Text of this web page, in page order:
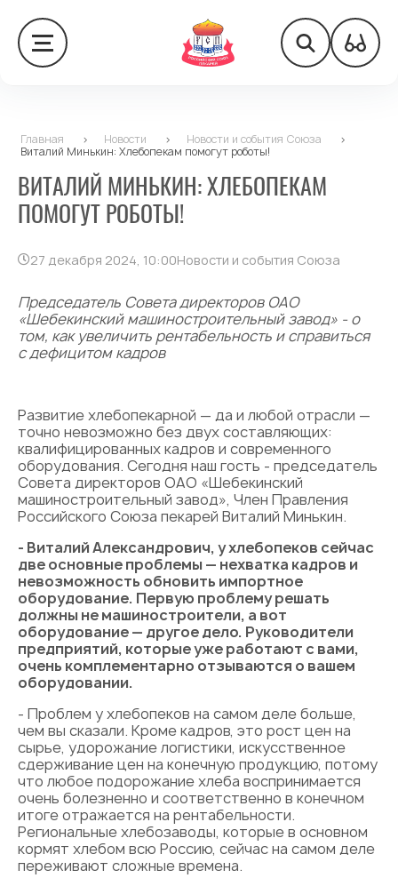
Главная > Новости > Новости и события Союза
>
Виталий Минькин: Хлебопекам помогут роботы!
ВИТАЛИЙ МИНЬКИН: ХЛЕБОПЕКАМ
ПОМОГУТ РОБОТЫ!
27 декабря 2024, 10:00Новости и события Союза
Председатель Совета директоров ОАО
«Шебекинский машиностроительный завод» - о
том, как увеличить рентабельность и справиться
с дефицитом кадров
Развитие хлебопекарной — да и любой отрасли —
точно невозможно без двух составляющих:
квалифицированных кадров и современного
оборудования. Сегодня наш гость - председатель
Совета директоров ОАО «Шебекинский
машиностроительный завод», Член Правления
Российского Союза пекарей Виталий Минькин.
- Виталий Александрович, у хлебопеков сейчас
две основные проблемы — нехватка кадров и
невозможность обновить импортное
оборудование. Первую проблему решать
должны не машиностроители, а вот
оборудование — другое дело. Руководители
предприятий, которые уже работают с вами,
очень комплементарно отзываются о вашем
оборудовании.
- Проблем у хлебопеков на самом деле больше,
чем вы сказали. Кроме кадров, это рост цен на
сырье, удорожание логистики, искусственное
сдерживание цен на конечную продукцию, потому
что любое подорожание хлеба воспринимается
очень болезненно и соответственно в конечном
итоге отражается на рентабельности.
Региональные хлебозаводы, которые в основном
кормят хлебом всю Россию, сейчас на самом деле
переживают сложные времена.